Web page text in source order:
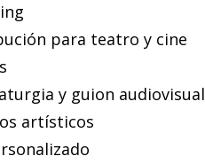
para teatro y cine
y guion audiovisual
artísticos